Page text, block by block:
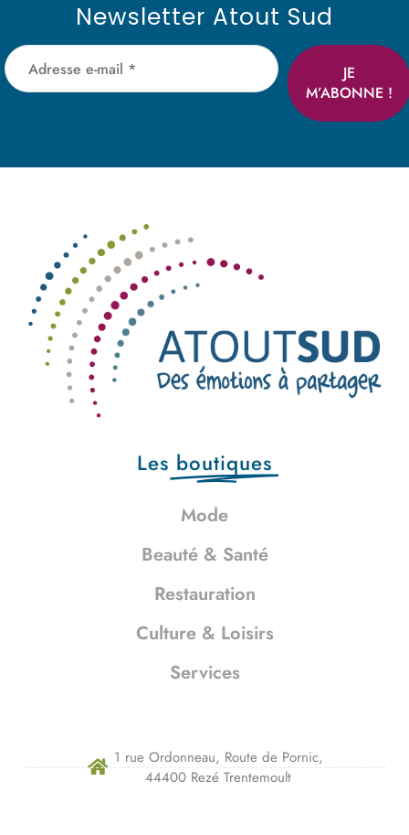
Newsletter Atout Sud
Les boutiques
Mode
Beauté & Santé
Restauration
Culture & Loisirs
Services
1 rue Ordonneau, Route de Pornic,
44400 Rezé Trentemoult